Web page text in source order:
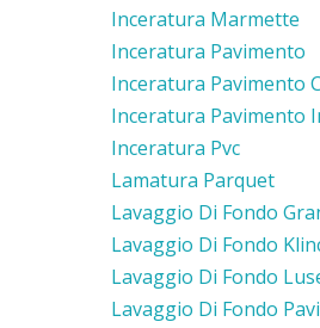
Inceratura Marmette
Inceratura Pavimento
Inceratura Pavimento
Inceratura Pavimento
Inceratura Pvc
Lamatura Parquet
Lavaggio Di Fondo
Lavaggio Di Fondo
Lavaggio Di Fondo
Lavaggio Di Fondo